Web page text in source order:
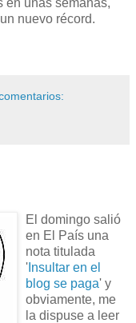
nuevo récord.
El domingo salió
en El País una
nota titulada
' Insultar en el
blog se paga' y
obviamente, me
la dispuse a leer